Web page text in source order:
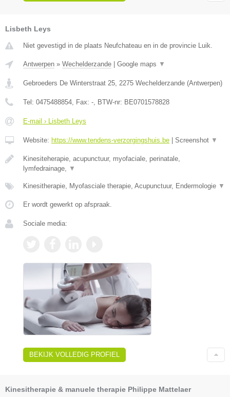
Lisbeth Leys
Niet gevestigd in de plaats Neufchateau en in de provincie Luik.
Antwerpen » Wechelderzande Google maps ▼
Gebroeders De Winterstraat 25 2275 Wechelderzande (Antwerpen)
Tel: 0475488854 , Fax: - , BTW-nr: BE0701578828
E-mail › Lisbeth Leys
Website: https://www.tendens-verzorgingshuis.be Screenshot ▼
Kinesiteherapie, acupunctuur, myofaciale, perinatale,
lymfedrainage,
▼
Kinesitherapie, Myofasciale therapie, Acupunctuur, Endermologie ▼
Er wordt gewerkt op afspraak.
Sociale media:
BEKIJK VOLLEDIG PROFIEL
Kinesitherapie & manuele therapie Philippe Mattelaer